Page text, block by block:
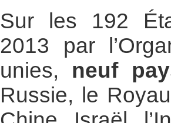
Sur les 192
2013 par
unies, neuf
Russie, le